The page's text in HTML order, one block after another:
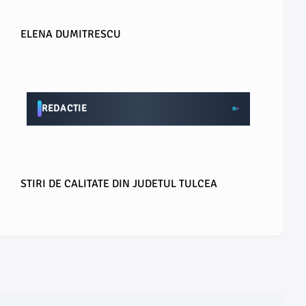
ELENA DUMITRESCU
REDACTIE
STIRI DE CALITATE DIN JUDETUL TULCEA